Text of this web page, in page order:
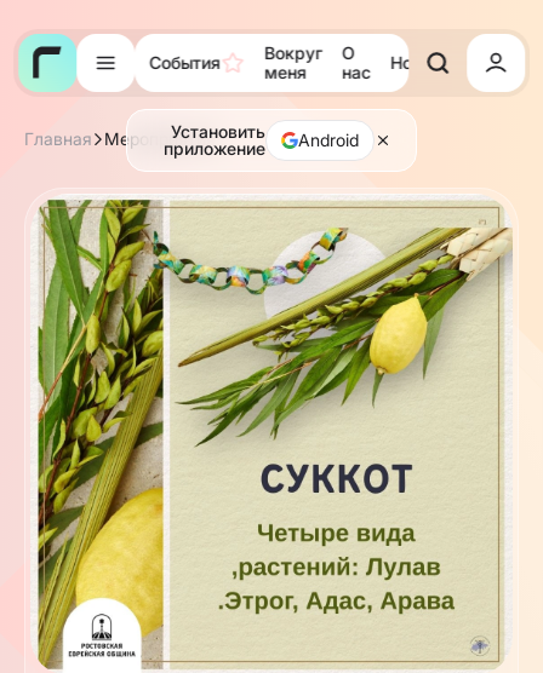
События
Вокруг
меня
О
нас
Новости Тора
Установить
приложение
Android
Главная Мероприятия